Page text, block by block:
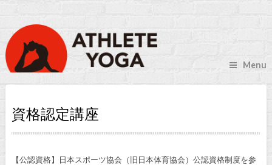
Menu
資格認定講座
【公認資格】日本スポーツ協会（旧日本体育協会）公認資格制度を参